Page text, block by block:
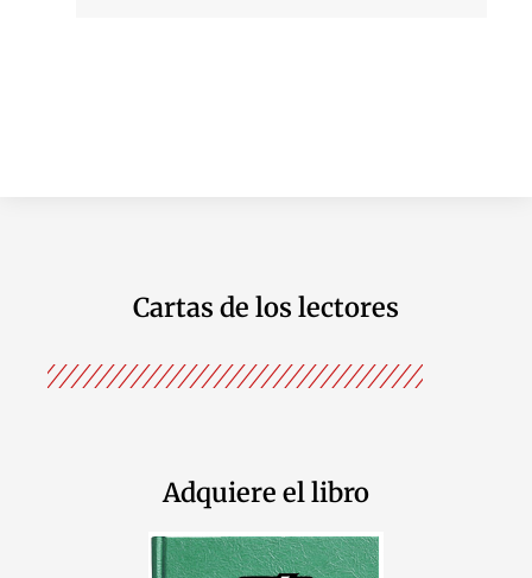
Cartas de los lectores
Adquiere el libro